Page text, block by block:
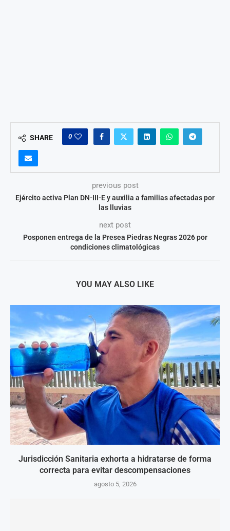
SHARE 0
previous post
Ejército activa Plan DN-III-E y auxilia a familias afectadas por
las lluvias
next post
Posponen entrega de la Presea Piedras Negras 2026 por
condiciones climatológicas
YOU MAY ALSO LIKE
Jurisdicción Sanitaria exhorta a hidratarse de forma
correcta para evitar descompensaciones
agosto 5, 2026